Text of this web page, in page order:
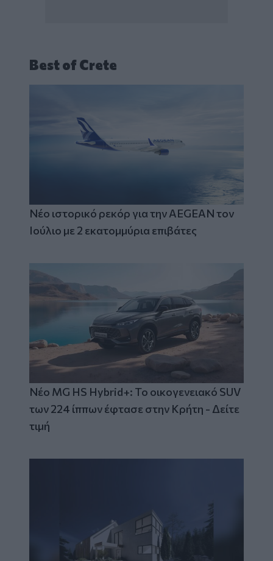
Best of Crete
Νέο ιστορικό ρεκόρ για την AEGEAN τον
Ιούλιο με 2 εκατομμύρια επιβάτες
Νέο MG HS Hybrid+: Το οικογενειακό SUV
των 224 ίππων έφτασε στην Κρήτη - Δείτε
τιμή